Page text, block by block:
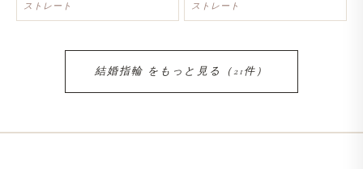
ストレート ストレート
結婚​指輪 を​もっと​見る​（21件）